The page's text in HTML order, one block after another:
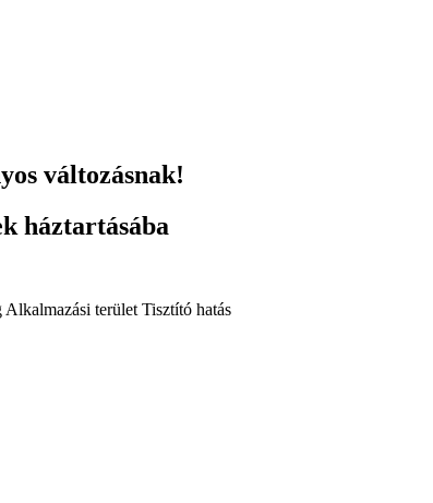
változásnak!
háztartásába
Alkalmazási terület Tisztító hatás